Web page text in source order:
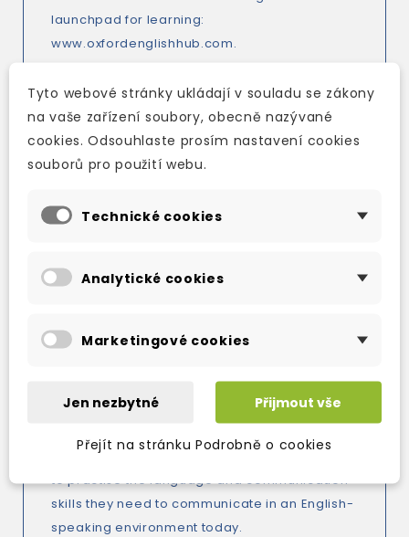
launchpad for learning:
www.oxfordenglishhub.com.
Key features
*Rich video features including vlogs,
ideally suited to meeting today's digital
*Vision 360° lessons transport students to
real-world environments to develop digital
research and collaborative project work.
Learning Framework, a set of tools aligned to
the CEFR.
Grammar Reference sections enable students
to practise the language and communication
skills they need to communicate in an English-
speaking environment today.
Tyto webové stránky ukládají v souladu se zákony
na vaše zařízení soubory, obecně nazývané
cookies. Odsouhlaste prosím nastavení cookies
souborů pro použití webu.
Technické cookies
Analytické cookies
Marketingové cookies
Jen nezbytné Přijmout vše
Přejít na stránku Podrobně o cookies